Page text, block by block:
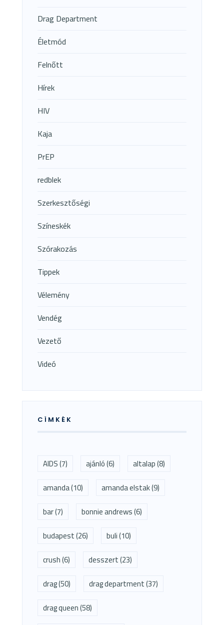
Drag Department
Életmód
Felnőtt
Hírek
HIV
Kaja
PrEP
redblek
Szerkesztőségi
Színeskék
Szórakozás
Tippek
Vélemény
Vendég
Vezető
Videó
CÍMKÉK
AIDS(7) ajánló(6) altalap(8)
amanda(10) amanda elstak(9)
bar(7) bonnie andrews(6)
budapest(26) buli(10)
crush(6) desszert(23)
drag(50) drag department(37)
drag queen(58)